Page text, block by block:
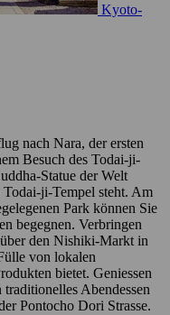
Kyoto-
nach Nara, der ersten
Besuch des Todai-ji-
Statue der Welt
ji-Tempel steht. Am
Park können Sie
begegnen. Verbringen
den Nishiki-Markt in
von lokalen
bietet. Geniessen
Abendessen
Pontocho Dori Strasse.